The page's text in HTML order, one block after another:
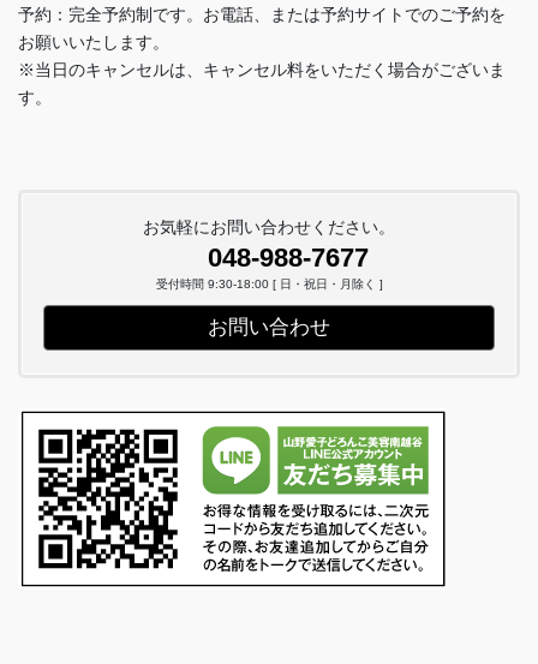
予約：完全予約制です。お電話、または予約サイトでのご予約を
お願いいたします。
※当日のキャンセルは、キャンセル料をいただく場合がございま
す。
お気軽にお問い合わせください。
048-988-7677
受付時間 9:30-18:00 [ 日・祝日・月除く ]
お問い合わせ